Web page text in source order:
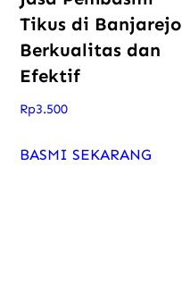
Tikus di Banjarejo
Berkualitas dan
Efektif
Rp3.500
BASMI SEKARANG